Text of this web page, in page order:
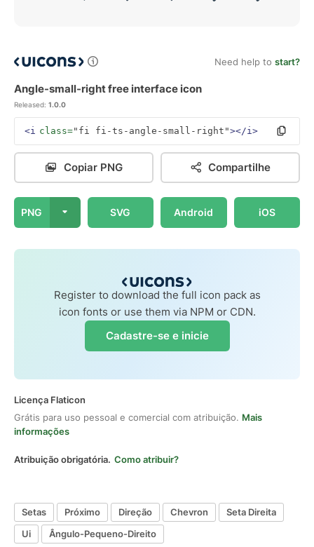
Need help to start?
Angle-small-right free interface icon
Released: 1.0.0
<i class="fi fi-ts-angle-small-right"></i>
Copiar PNG Compartilhe
PNG SVG Android iOS
Register to download the full icon pack as
icon fonts or use them via NPM or CDN.
Cadastre-se e inicie
Licença Flaticon
Grátis para uso pessoal e comercial com atribuição. Mais
informações
Atribuição obrigatória. Como atribuir?
Setas Próximo Direção Chevron
Seta Direita
Ui
Ângulo-Pequeno-Direito